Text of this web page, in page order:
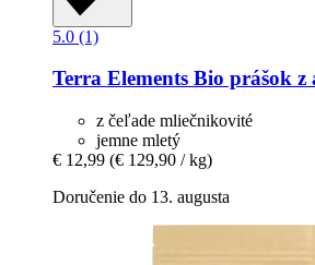
5.0 (1)
Terra Elements Bio prášok z
z čeľade mliečnikovité
jemne mletý
€ 12,99 (€ 129,90 / kg)
Doručenie do 13. augusta